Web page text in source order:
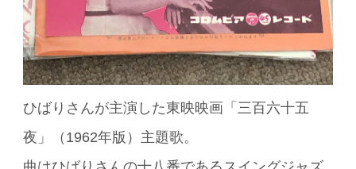
ひばりさんが主演した東映映画「三百六十五
夜」（1962年版）主題歌。